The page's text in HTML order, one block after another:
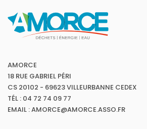
AMORCE
18 RUE GABRIEL PÉRI
CS 20102 - 69623 VILLEURBANNE CEDEX
TÉL : 04 72 74 09 77
EMAIL : AMORCE@AMORCE.ASSO.FR